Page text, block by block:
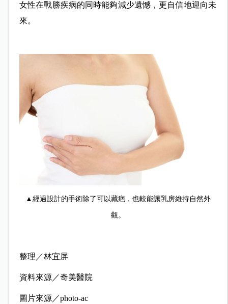
女性在戰勝疾病的同時能夠減少遺憾，更自信地迎向未
來。
▲經過設計的手術除了可以藏疤，也較能讓乳房維持自然外
觀。
整理／林宜屏
資料來源／奇美醫院
圖片來源／photo-ac